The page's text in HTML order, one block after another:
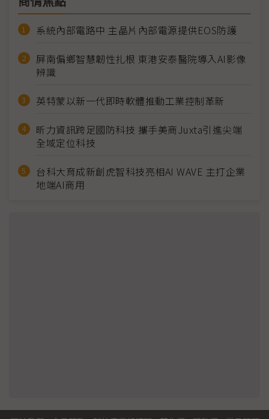
系統內部電路中 主晶片內部電源提供EOS防護
屏南偏鄉智慧韌性扎根 東港安泰醫院導入AI影像
辨識
英特蒙以新一代即時軟體推動工業控制革新
昕力資訊跨足國防科技 攜手美商Juxta引進尖端
全域定位科技
台科大育成新創虎智科技亮相AI WAVE 主打企業
地端AI商用